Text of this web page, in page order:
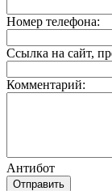
Номер телефона:
Ссылка на сайт,
Комментарий:
Антибот
Отправить